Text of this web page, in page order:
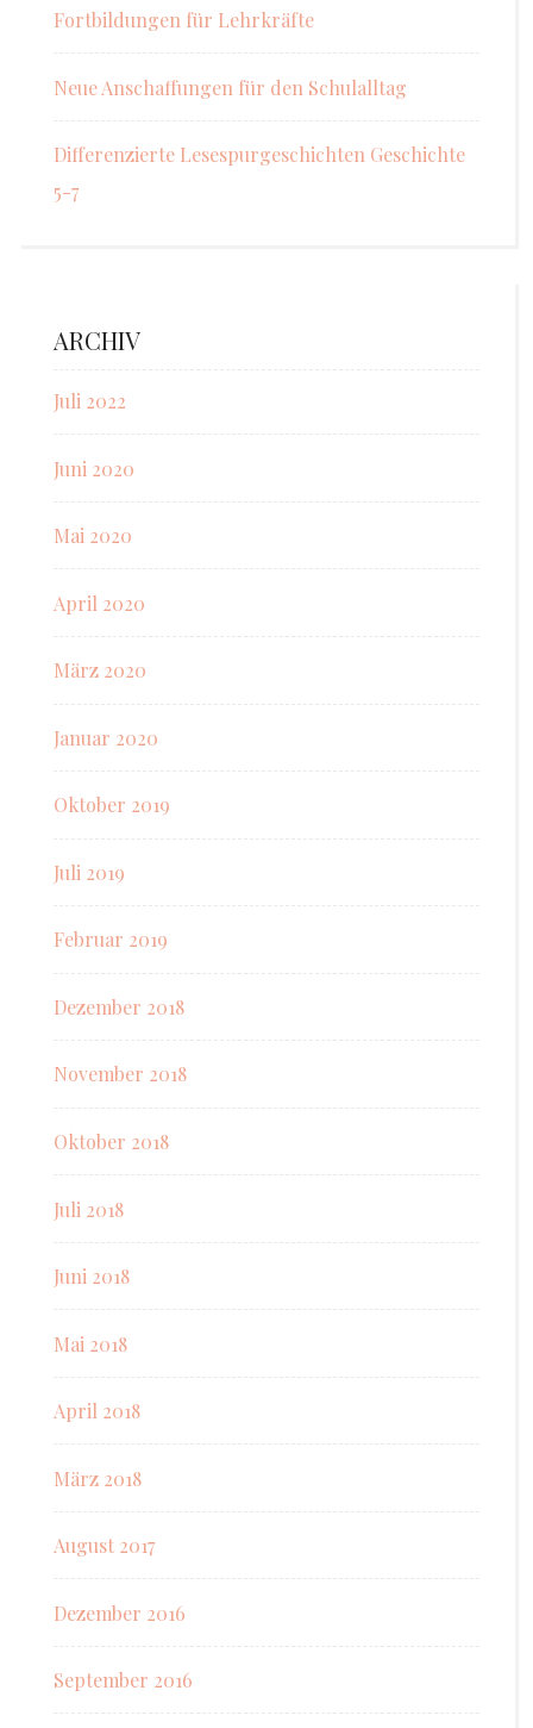
Fortbildungen für Lehrkräfte
Neue Anschaffungen für den Schulalltag
Differenzierte Lesespurgeschichten Geschichte
5-7
ARCHIV
Juli 2022
Juni 2020
Mai 2020
April 2020
März 2020
Januar 2020
Oktober 2019
Juli 2019
Februar 2019
Dezember 2018
November 2018
Oktober 2018
Juli 2018
Juni 2018
Mai 2018
April 2018
März 2018
August 2017
Dezember 2016
September 2016